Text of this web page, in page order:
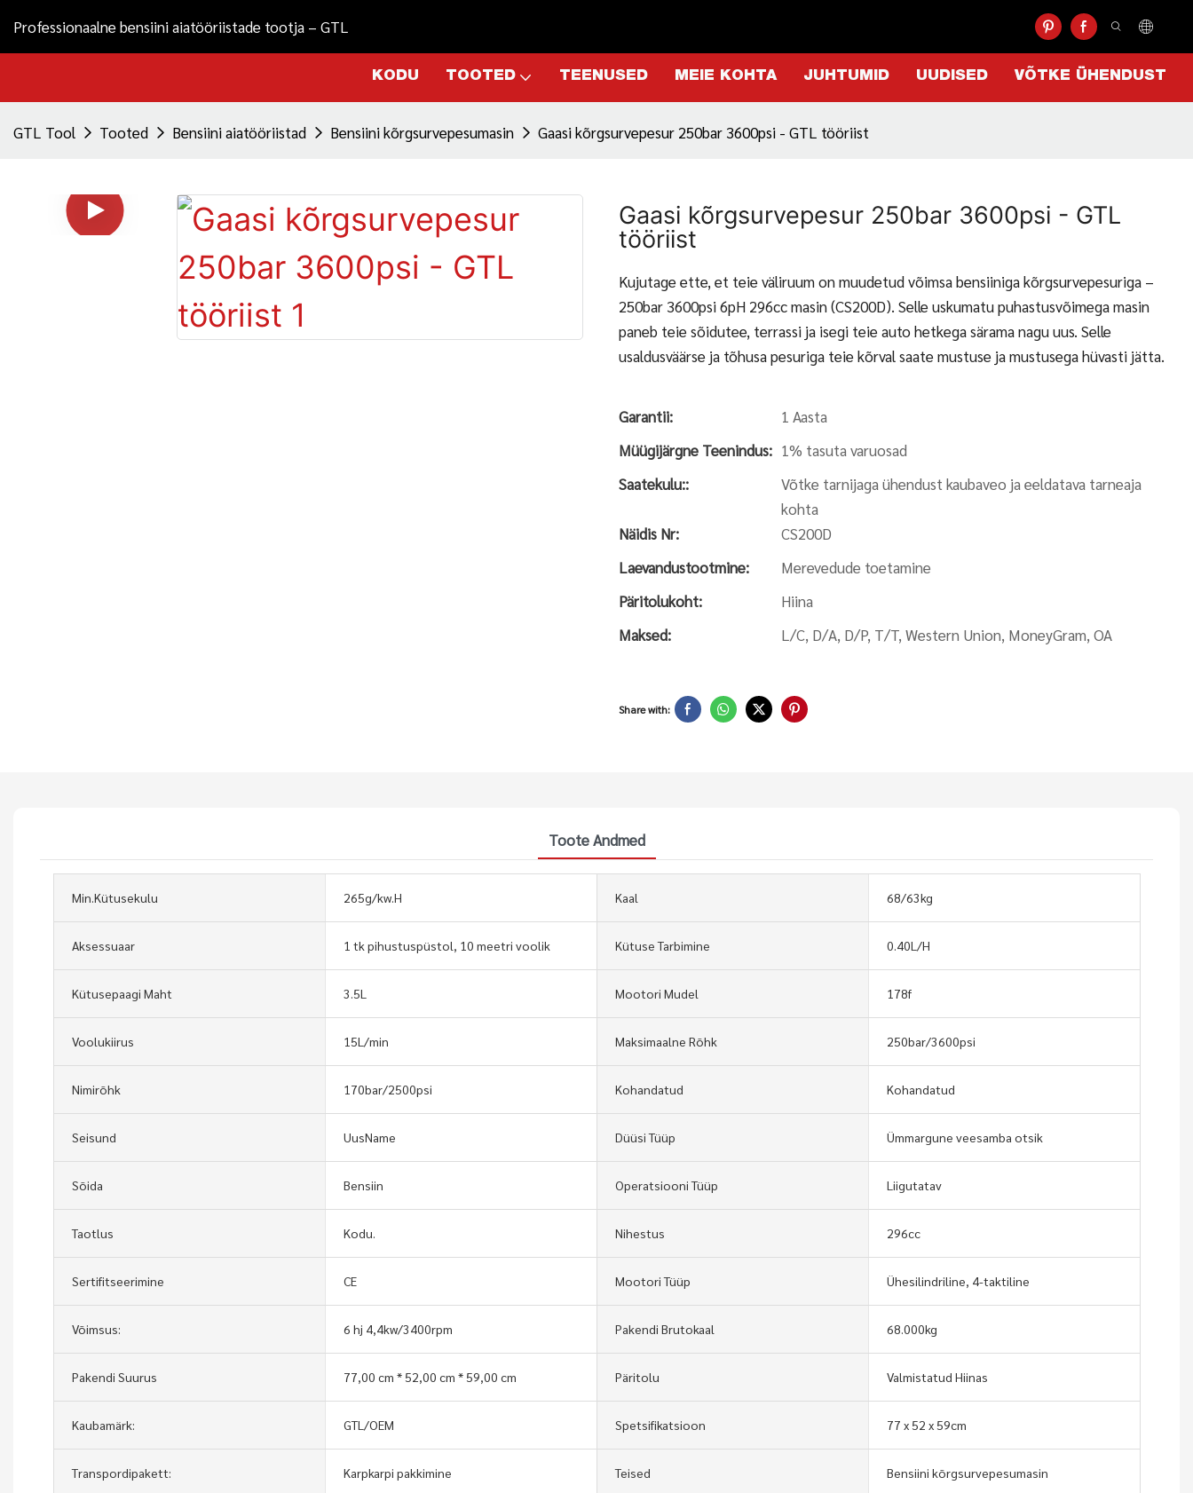
Professionaalne bensiini aiatööriistade tootja – GTL
KODU TOOTED TEENUSED MEIE KOHTA JUHTUMID UUDISED VÕTKE ÜHENDUST
GTL Tool Tooted Bensiini aiatööriistad Bensiini kõrgsurvepesumasin Gaasi kõrgsurvepesur 250bar 3600psi - GTL tööriist
Gaasi kõrgsurvepesur 250bar 3600psi - GTL
tööriist
Kujutage ette, et teie väliruum on muudetud võimsa bensiiniga kõrgsurvepesuriga –
250bar 3600psi 6pH 296cc masin (CS200D). Selle uskumatu puhastusvõimega masin
paneb teie sõidutee, terrassi ja isegi teie auto hetkega särama nagu uus. Selle
usaldusväärse ja tõhusa pesuriga teie kõrval saate mustuse ja mustusega hüvasti jätta.
Garantii:
1 Aasta
Müügijärgne Teenindus: 1% tasuta varuosad
Saatekulu::
Võtke tarnijaga ühendust kaubaveo ja eeldatava tarneaja
kohta
Näidis Nr:
CS200D
Laevandustootmine:
Merevedude toetamine
Päritolukoht:
Hiina
Maksed:
L/C, D/A, D/P, T/T, Western Union, MoneyGram, OA
Share with:
Toote Andmed
Min.Kütusekulu 265g/kw.H Kaal 68/63kg
Aksessuaar 1 tk pihustuspüstol, 10 meetri voolik Kütuse Tarbimine 0.40L/H
Kütusepaagi Maht 3.5L Mootori Mudel 178f
Voolukiirus 15L/min Maksimaalne Rõhk 250bar/3600psi
Nimirõhk 170bar/2500psi Kohandatud Kohandatud
Seisund UusName Düüsi Tüüp Ümmargune veesamba otsik
Sõida Bensiin Operatsiooni Tüüp Liigutatav
Taotlus Kodu. Nihestus 296cc
Sertifitseerimine CE Mootori Tüüp Ühesilindriline, 4-taktiline
Võimsus: 6 hj 4,4kw/3400rpm Pakendi Brutokaal 68.000kg
Pakendi Suurus 77,00 cm * 52,00 cm * 59,00 cm Päritolu Valmistatud Hiinas
Kaubamärk: GTL/OEM Spetsifikatsioon 77 x 52 x 59cm
Transpordipakett: Karpkarpi pakkimine Teised Bensiini kõrgsurvepesumasin